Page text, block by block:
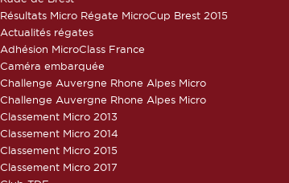
Résultats Micro Régate MicroCup Brest 2015
Actualités régates
Adhésion MicroClass France
Caméra embarquée
Challenge Auvergne Rhone Alpes Micro
Challenge Auvergne Rhone Alpes Micro
Classement Micro 2013
Classement Micro 2014
Classement Micro 2015
Classement Micro 2017